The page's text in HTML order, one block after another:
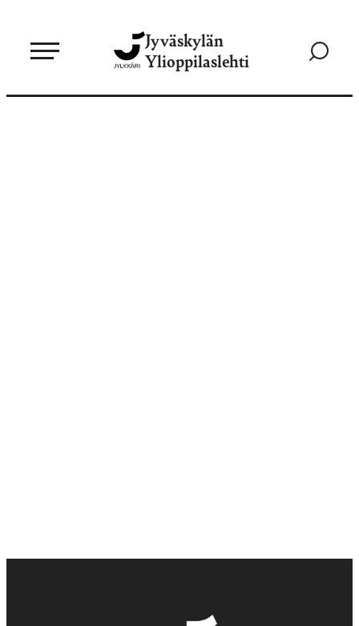
sisältöön
Jyväskylän
Ylioppilaslehti
Siirry